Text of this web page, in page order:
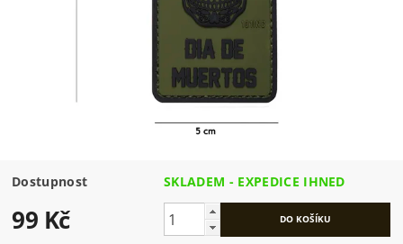
Dostupnost SKLADEM - EXPEDICE IHNED
99 Kč